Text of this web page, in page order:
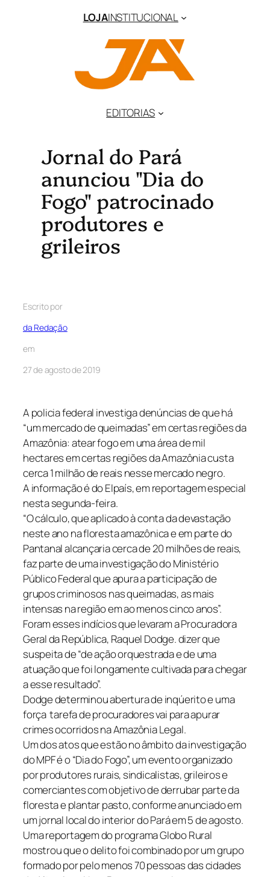
LOJAINSTITUCIONAL
EDITORIAS
Jornal do Pará
anunciou "Dia do
Fogo" patrocinado
produtores e
grileiros
Escrito por
da Redação
em
27 de agosto de 2019
A policia federal investiga denúncias de que há
“um mercado de queimadas” em certas regiões da
Amazônia: atear fogo em uma área de mil
hectares em certas regiões da Amazônia custa
cerca 1 milhão de reais nesse mercado negro.
A informação é do Elpaís, em reportagem especial
nesta segunda-feira.
“O cálculo, que aplicado à conta da devastação
neste ano na floresta amazônica e em parte do
Pantanal alcançaria cerca de 20 milhões de reais,
faz parte de uma investigação do Ministério
Público Federal que apura a participação de
grupos criminosos nas queimadas, as mais
intensas na região em ao menos cinco anos”.
Foram esses indícios que levaram a Procuradora
Geral da República, Raquel Dodge. dizer que
suspeita de “de ação orquestrada e de uma
atuação que foi longamente cultivada para chegar
a esse resultado”.
Dodge determinou abertura de inqúerito e uma
força tarefa de procuradores vai para apurar
crimes ocorridos na Amazônia Legal.
Um dos atos que estão no âmbito da investigação
do MPF é o “Dia do Fogo”, um evento organizado
por produtores rurais, sindicalistas, grileiros e
comerciantes com objetivo de derrubar parte da
floresta e plantar pasto, conforme anunciado em
um jornal local do interior do Pará em 5 de agosto.
Uma reportagem do programa Globo Rural
mostrou que o delito foi combinado por um grupo
formado por pelo menos 70 pessoas das cidades